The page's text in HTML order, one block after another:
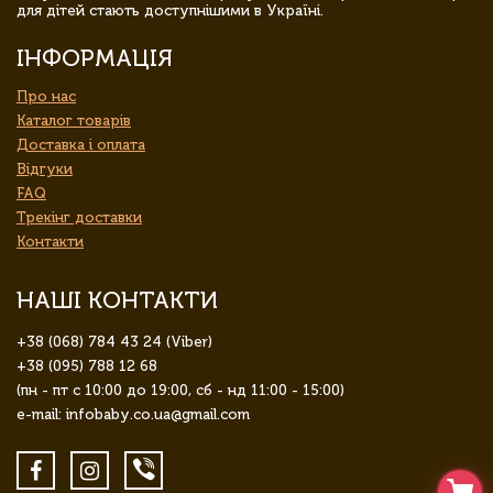
для дітей стають доступнішими в Україні.
ІНФОРМАЦІЯ
Про нас
Каталог товарів
Доставка і оплата
Відгуки
FAQ
Трекінг доставки
Контакти
НАШІ КОНТАКТИ
+38 (068) 784 43 24 (Viber)
+38 (095) 788 12 68
(пн - пт с 10:00 до 19:00, сб - нд 11:00 - 15:00)
e-mail: infobaby.co.ua@gmail.com